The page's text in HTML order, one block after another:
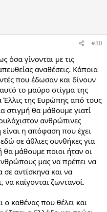
#30
όσα γίνονται με τις
αναθέσεις. Κάποια
που έδωσαν και δίνουν
το μαύρο στίγμα της
Έλλις της Ευρώπης από τους
στιγμή θα μάθουμε γιατί
ανθρώπινες
η απόφαση που έχει
σε άθλιες συνθήκες για
θα μάθουμε ποιοι ήταν οι
μας να πρέπει να
σε αντίσκηνα και να
να καίγονται ζωντανοί.
ο καθένας που θέλει και